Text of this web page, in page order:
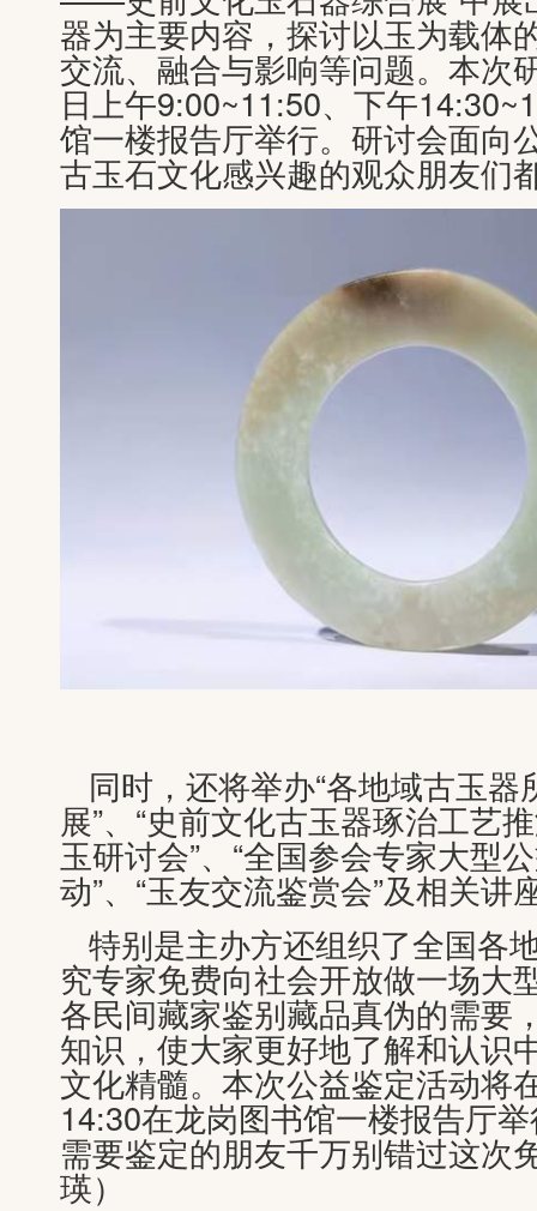
器为主要内容，探讨以玉为载体
交流、融合与影响等问题。本次
日上午9:00~11:50、下午
馆一楼报告厅举行。研讨会面向
古玉石文化感兴趣的观众朋友们
同时，还将举办“各地域古玉器
展”、“史前文化古玉器琢治工艺
玉研讨会”、“全国参会专家大型
动”、“玉友交流鉴赏会”及相关讲
特别是主办方还组织了全国各
究专家免费向社会开放做一场大
各民间藏家鉴别藏品真伪的需要
知识，使大家更好地了解和认识
文化精髓。本次公益鉴定活动将
14:30在龙岗图书馆一楼报告厅
需要鉴定的朋友千万别错过这次
瑛）